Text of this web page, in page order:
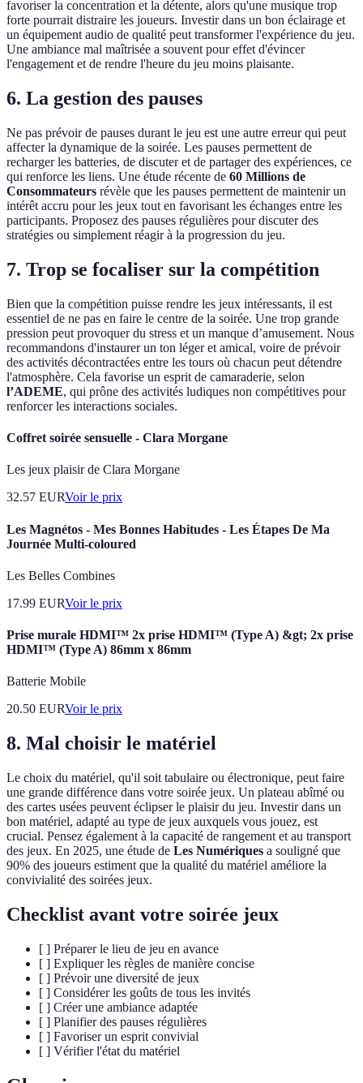
favoriser la concentration et la détente, alors qu'une musique trop
forte pourrait distraire les joueurs. Investir dans un bon éclairage et
un équipement audio de qualité peut transformer l'expérience du jeu.
Une ambiance mal maîtrisée a souvent pour effet d'évincer
l'engagement et de rendre l'heure du jeu moins plaisante.
6. La gestion des pauses
Ne pas prévoir de pauses durant le jeu est une autre erreur qui peut
affecter la dynamique de la soirée. Les pauses permettent de
recharger les batteries, de discuter et de partager des expériences, ce
qui renforce les liens. Une étude récente de 60 Millions de
Consommateurs révèle que les pauses permettent de maintenir un
intérêt accru pour les jeux tout en favorisant les échanges entre les
participants. Proposez des pauses régulières pour discuter des
stratégies ou simplement réagir à la progression du jeu.
7. Trop se focaliser sur la compétition
Bien que la compétition puisse rendre les jeux intéressants, il est
essentiel de ne pas en faire le centre de la soirée. Une trop grande
pression peut provoquer du stress et un manque d’amusement. Nous
recommandons d'instaurer un ton léger et amical, voire de prévoir
des activités décontractées entre les tours où chacun peut détendre
l'atmosphère. Cela favorise un esprit de camaraderie, selon
l’ADEME, qui prône des activités ludiques non compétitives pour
renforcer les interactions sociales.
Coffret soirée sensuelle - Clara Morgane
Les jeux plaisir de Clara Morgane
32.57 EURVoir le prix
Les Magnétos - Mes Bonnes Habitudes - Les Étapes De Ma
Journée Multi-coloured
Les Belles Combines
17.99 EURVoir le prix
Prise murale HDMI™ 2x prise HDMI™ (Type A) &gt; 2x prise
HDMI™ (Type A) 86mm x 86mm
Batterie Mobile
20.50 EURVoir le prix
8. Mal choisir le matériel
Le choix du matériel, qu'il soit tabulaire ou électronique, peut faire
une grande différence dans votre soirée jeux. Un plateau abîmé ou
des cartes usées peuvent éclipser le plaisir du jeu. Investir dans un
bon matériel, adapté au type de jeux auxquels vous jouez, est
crucial. Pensez également à la capacité de rangement et au transport
des jeux. En 2025, une étude de Les Numériques a souligné que
90% des joueurs estiment que la qualité du matériel améliore la
convivialité des soirées jeux.
Checklist avant votre soirée jeux
[ ] Préparer le lieu de jeu en avance
[ ] Expliquer les règles de manière concise
[ ] Prévoir une diversité de jeux
[ ] Considérer les goûts de tous les invités
[ ] Créer une ambiance adaptée
[ ] Planifier des pauses régulières
[ ] Favoriser un esprit convivial
[ ] Vérifier l'état du matériel